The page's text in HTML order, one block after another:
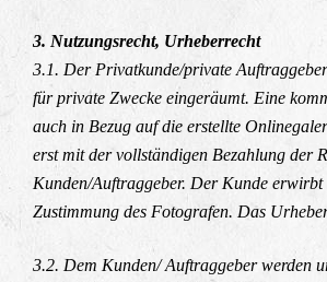
3. Nutzungsrecht, Urheberrecht
3.1. Der Privatkunde/private
für private Zwecke eingeräumt. Eine
auch in Bezug auf die erstellte
erst mit der vollständigen Bezahlung der
Kunden/Auftraggeber. Der Kunde
Zustimmung des Fotografen. Das
3.2. Dem Kunden/ Auftraggeber werden